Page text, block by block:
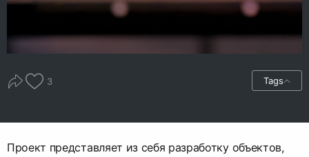
3 Tags
Проект представляет из себя разработку объектов,